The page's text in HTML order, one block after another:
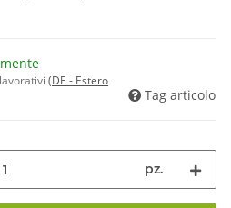
(DE - Estero
Tag articolo
pz.